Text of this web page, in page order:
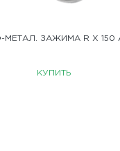
ЗАЖИМА R X 150
КУПИТЬ